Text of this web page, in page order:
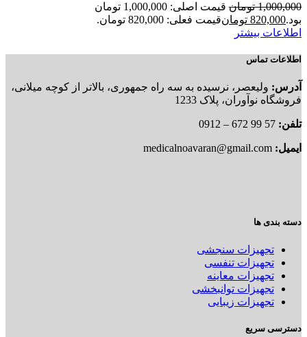
1,000,000 تومان
قیمت اصلی: 1,000,000 تومان
بود.820,000 تومانقیمت فعلی: 820,000 تومان.
اطلاعات بیشتر
اطلاعات تماس
آدرس: ولیعصر، نرسیده به سه راه جمهوری، بالاتر از کوچه میلانی،
فروشگاه نوآوران، پلاک 1233
تلفن: 57 99 672 – 0912
ایمیل:
دسته بندی ها
تجهیزات سنجشی
تجهیزات تنفسی
تجهیزات معاینه
تجهیزات توانبخشی
تجهیزات زیبایی
دسترسی سریع